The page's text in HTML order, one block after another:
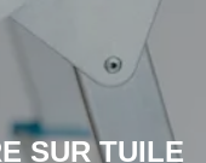
SUR TUILE